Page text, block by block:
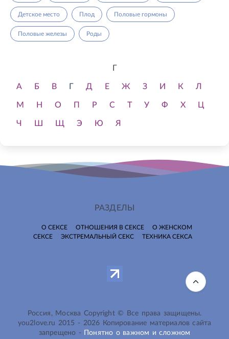
Детское место Плод Половые гормоны
Половые железы Роды
Г
А Б В Г Д Е Ж З И К Л
М Н О П Р С Т У Ф Х Ц
Ч Ш Щ Э Ю Я
РАЗДЕЛЫ
О СЕКСЕ ОТНОШЕНИЯ В СЕКСЕ
О ЖЕНСКОМ
СЕКСЕ
ЭКСТРЕМАЛЬНЫЙ СЕКС ТЕХНИКА СЕКСА
Россия, Москва Copyright © Все права защищены.
you2love.ru 2015 - 2026 Копирование материалов сайта
запрещено - Понятно о важном и сложном